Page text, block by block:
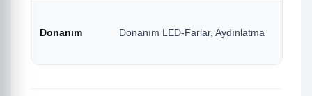
Donanım Donanım LED-Farlar, Aydınlatma